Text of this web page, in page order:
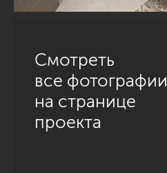
Смотреть
все фотографии
на странице
проекта